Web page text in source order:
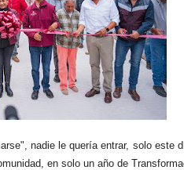
nadie le quería entrar, solo este
en solo un año de